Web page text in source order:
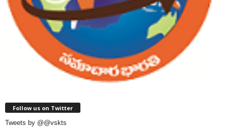
Follow us on Twitter
Tweets by @@vskts